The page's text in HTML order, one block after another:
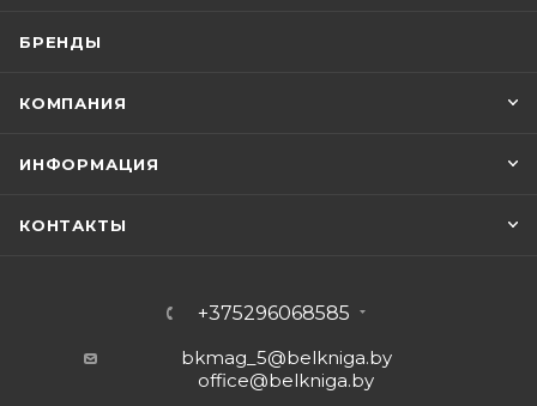
БРЕНДЫ
КОМПАНИЯ
ИНФОРМАЦИЯ
КОНТАКТЫ
+375296068585
bkmag_5@belkniga.by
office@belkniga.by